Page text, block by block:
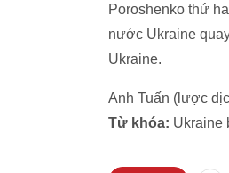
Poroshenko thứ
nước Ukraine
Ukraine.
Anh Tuấn (lược
Từ khóa: Ukraine